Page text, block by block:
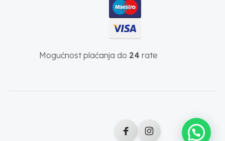
Mogućnost plaćanja do 24 rate